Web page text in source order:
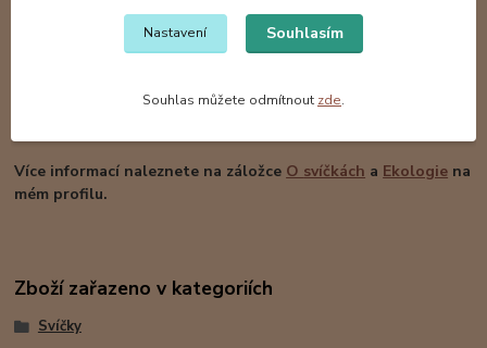
Černá barva je velmi mocná, ochranné působení svíce v této barvě
Tato konkrétní svíčka je již prodaná. Na objednávku vyrobím
Více informací naleznete na záložce O svíčkách a Ekologie na
mém profilu.
Zboží zařazeno v kategoriích
Svíčky
Nastavení Souhlasím
Souhlas můžete odmítnout zde.